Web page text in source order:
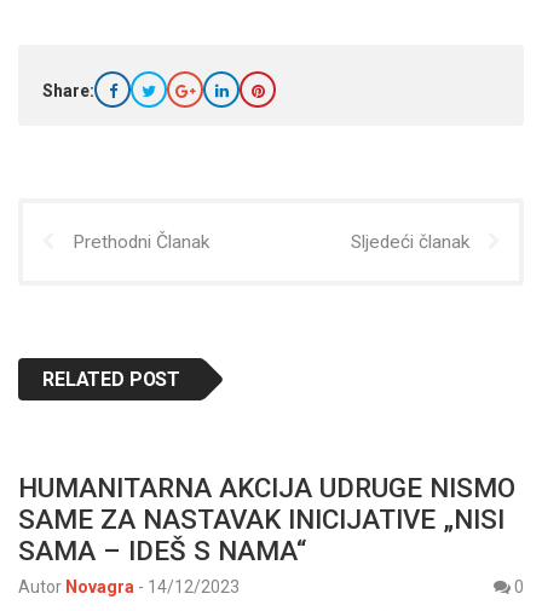
Share:
Prethodni Članak Sljedeći članak
RELATED POST
HUMANITARNA AKCIJA UDRUGE NISMO
SAME ZA NASTAVAK INICIJATIVE „NISI
SAMA – IDEŠ S NAMA“
Autor Novagra - 14/12/2023
0